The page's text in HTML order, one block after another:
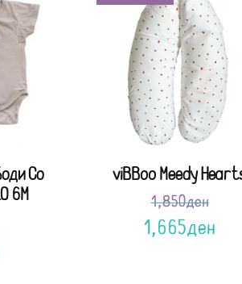
Со
6M
viBBoo Meedy
1,850ден
1,665ден